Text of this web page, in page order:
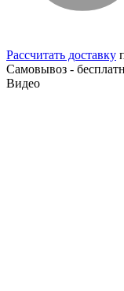
Рассчитать доставку
Самовывоз -
Видео